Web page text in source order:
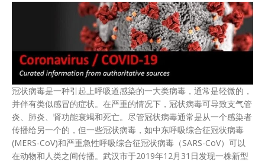
冠状病毒是一种引起上呼吸道感染的一大类病毒，通常是轻微的，
并伴有类似感冒的症状。在严重的情况下，冠状病毒可导致支气管
炎、肺炎、肾功能衰竭和死亡。尽管冠状病毒通常是从一个感染者
传播给另一个的，但一些冠状病毒，如中东呼吸综合征冠状病毒
(MERS-CoV)和严重急性呼吸综合征冠状病毒（SARS-CoV）可以
在动物和人类之间传播。武汉市于2019年12月31日发现一株新型